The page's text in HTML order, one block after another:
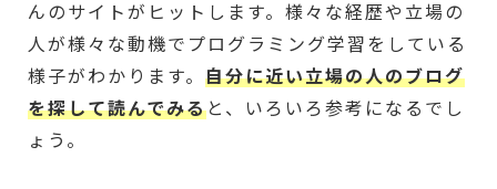
んのサイトがヒットします。様々な経歴や立場の
人が様々な動機でプログラミング学習をしている
様子がわかります。 自分に近い立場の人のブログ
を探して読んでみると、いろいろ参考になるでし
ょう。